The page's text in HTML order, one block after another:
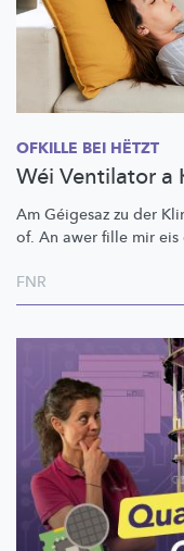
OFKILLE BEI HËTZT
Wéi Ventilator a
Am Géigesaz zu der
of. An awer fille mir eis
FNR